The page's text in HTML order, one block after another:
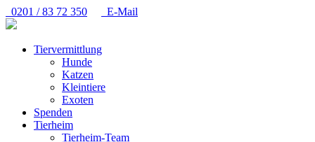
0201 / 83 72 350 E-Mail
Tiervermittlung
Hunde
Katzen
Kleintiere
Exoten
Spenden
Tierheim
Tierheim-Team